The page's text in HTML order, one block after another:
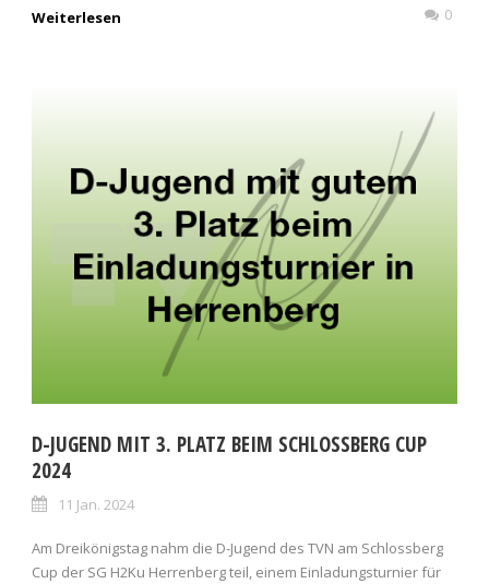
Weiterlesen 0
D-JUGEND MIT 3. PLATZ BEIM SCHLOSSBERG CUP
2024
11 Jan. 2024
Am Dreikönigstag nahm die D-Jugend des TVN am Schlossberg
Cup der SG H2Ku Herrenberg teil, einem Einladungsturnier für